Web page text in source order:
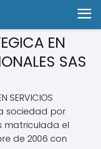
EN
SAS
SERVICIOS
sociedad por
matriculada el
de 2006 con